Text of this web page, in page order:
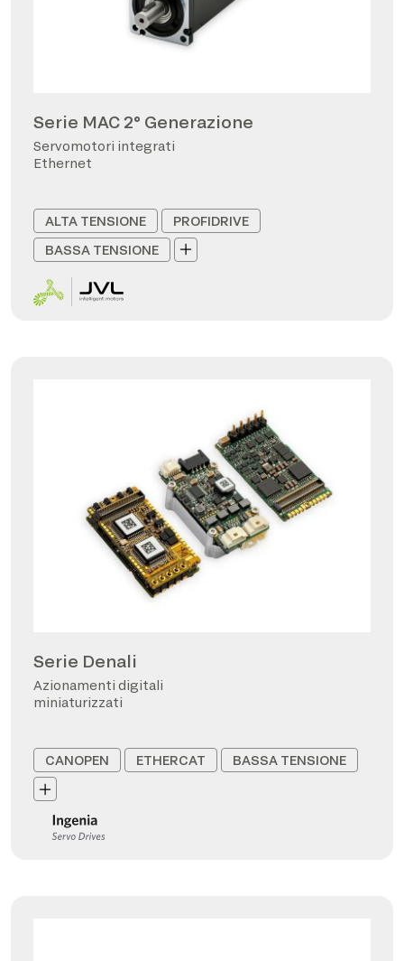
Serie MAC 2° Generazione
Servomotori integrati
Ethernet
ALTA TENSIONE
PROFIDRIVE
BASSA TENSIONE
Serie Denali
Azionamenti digitali
miniaturizzati
CANOPEN ETHERCAT BASSA TENSIONE